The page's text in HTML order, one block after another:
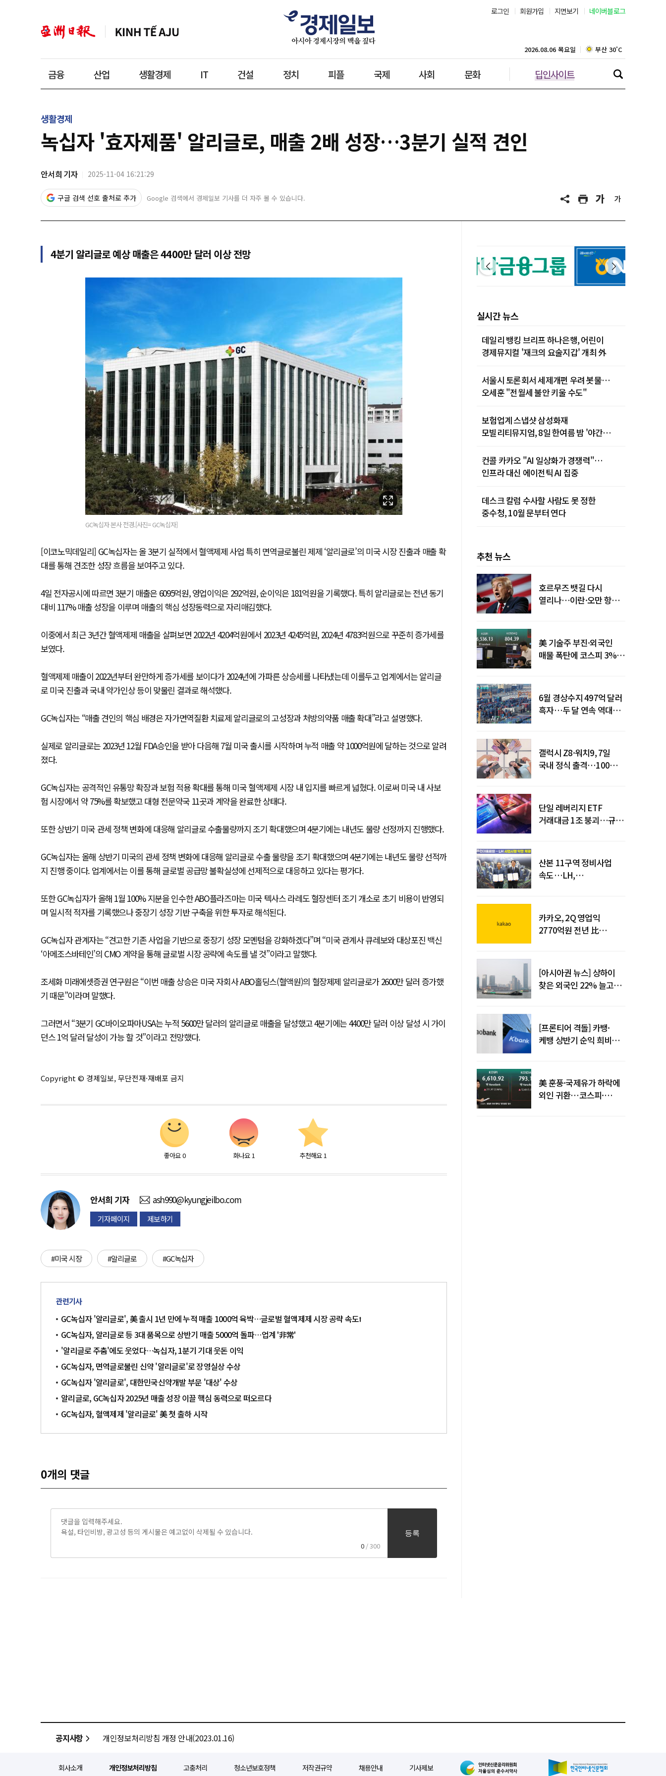
로그인 회원가입 지면보기 네이버블로그
금융 산업 생활경제 IT 건설 정치 피플 국제 사회 문화 딥인사이트
2026.08.06 목요일 대구 35˚C
인천 30˚C
제주 31˚C
생활경제
녹십자 '효자제품' 알리글로, 매출 2배 성장…3분기 실적 견인
안서희 기자 2025-11-04 16:21:29
구글 검색 선호 출처로 추가 Google 검색에서 경제일보 기사를 더 자주 볼 수 있습니다.
4분기 알리글로 예상 매출은 4400만 달러 이상 전망
GC녹십자 본사 전경.[사진= GC녹십자]
[이코노믹데일리] GC녹십자는 올 3분기 실적에서 혈액제제 사업 특히 면역글로불린 제제 ‘알리글로’의 미국 시장 진출과 매출 확
대를 통해 견조한 성장 흐름을 보여주고 있다.
4일 전자공시에 따르면 3분기 매출은 6095억원, 영업이익은 292억원, 순이익은 181억원을 기록했다. 특히 알리글로는 전년 동기
대비 117% 매출 성장을 이루며 매출의 핵심 성장동력으로 자리매김했다.
이중에서 최근 3년간 혈액제제 매출을 살펴보면 2022년 4204억원에서 2023년 4245억원, 2024년 4783억원으로 꾸준히 증가세를
보였다.
혈액제제 매출이 2022년부터 완만하게 증가세를 보이다가 2024년에 가파른 상승세를 나타냈는데 이를두고 업계에서는 알리글
로 미국 진출과 국내 약가인상 등이 맞물린 결과로 해석했다.
GC녹십자는 “매출 견인의 핵심 배경은 자가면역질환 치료제 알리글로의 고성장과 처방의약품 매출 확대”라고 설명했다.
실제로 알리글로는 2023년 12월 FDA승인을 받아 다음해 7월 미국 출시를 시작하며 누적 매출 약 1000억원에 달하는 것으로 알려
졌다.
GC녹십자는 공격적인 유통망 확장과 보험 적용 확대를 통해 미국 혈액제제 시장 내 입지를 빠르게 넓혔다. 이로써 미국 내 사보
험 시장에서 약 75%를 확보했고 대형 전문약국 11곳과 계약을 완료한 상태다.
또한 상반기 미국 관세 정책 변화에 대응해 알리글로 수출물량까지 조기 확대했으며 4분기에는 내년도 물량 선정까지 진행했다.
GC녹십자는 올해 상반기 미국의 관세 정책 변화에 대응해 알리글로 수출 물량을 조기 확대했으며 4분기에는 내년도 물량 선적까
지 진행 중이다. 업계에서는 이를 통해 글로벌 공급망 불확실성에 선제적으로 대응하고 있다는 평가다.
또한 GC녹십자가 올해 1월 100% 지분을 인수한 ABO플라즈마는 미국 텍사스 라레도 혈장센터 조기 개소로 초기 비용이 반영되
며 일시적 적자를 기록했으나 중장기 성장 기반 구축을 위한 투자로 해석된다.
GC녹십자 관계자는 “견고한 기존 사업을 기반으로 중장기 성장 모멘텀을 강화하겠다”며 “미국 관계사 큐레보와 대상포진 백신
‘아메조스바테인’의 CMO 계약을 통해 글로벌 시장 공략에 속도를 낼 것”이라고 말했다.
조세화 미래에셋증권 연구원은 “이번 매출 상승은 미국 자회사 ABO홀딩스(혈액원)의 혈장제제 알리글로가 2600만 달러 증가했
기 때문”이라며 말했다.
그러면서 “3분기 GC바이오파마USA는 누적 5600만 달러의 알리글로 매출을 달성했고 4분기에는 4400만 달러 이상 달성 시 가이
던스 1억 달러 달성이 가능 할 것”이라고 전망했다.
Copyright © 경제일보, 무단전재·재배포 금지
좋아요 0 화나요 1 추천해요 1
안서희 기자 ash990@kyungjeilbo.com
기자페이지 제보하기
#미국 시장 #알리글로 #GC녹십자
관련기사
GC녹십자 '알리글로', 美 출시 1년 만에 누적 매출 1000억 육박…글로벌 혈액제제 시장 공략 속도⭡
GC녹십자, 알리글로 등 3대 품목으로 상반기 매출 5000억 돌파…업계 '非常'
'알리글로 주춤'에도 웃었다…녹십자, 1분기 기대 웃돈 이익
GC녹십자, 면역글로불린 신약 '알리글로'로 장영실상 수상
GC녹십자 '알리글로', 대한민국신약개발 부문 '대상' 수상
알리글로, GC녹십자 2025년 매출 성장 이끌 핵심 동력으로 떠오르다
GC녹십자, 혈액제제 '알리글로' 美 첫 출하 시작
0개의 댓글
0 / 300
등록
실시간 뉴스
데일리 뱅킹 브리프 하나은행, 어린이
경제뮤지컬 '재크의 요술지갑' 개최 外
서울시 토론회서 세제개편 우려 봇물…
오세훈 "전월세 불안 키울 수도"
보험업계 스냅샷 삼성화재
모빌리티뮤지엄, 8일 한여름 밤 '야간
컨콜 카카오 "AI 일상화가 경쟁력"…
인프라 대신 에이전틱 AI 집중
데스크 칼럼 수사할 사람도 못 정한
중수청, 10월 문부터 연다
추천 뉴스
호르무즈 뱃길 다시
열리나…이란·오만 항로
美 기술주 부진·외국인
매물 폭탄에 코스피 3%대
6월 경상수지 497억 달러
흑자…두 달 연속 역대
갤럭시 Z8·워치9, 7일
국내 정식 출격…100개국
단일 레버리지 ETF
거래대금 1조 붕괴…규제
산본 11구역 정비사업
속도…LH,
카카오, 2Q 영업익
2770억원 전년 比
[아시아권 뉴스] 상하이
찾은 외국인 22% 늘고
[프론티어 격돌] 카뱅·
케뱅 상반기 순익 희비…
美 훈풍·국제유가 하락에
외인 귀환…코스피·
공지사항 개인정보처리방침 개정 안내(2023.01.16)
회사소개 개인정보처리방침 고충처리 청소년보호정책 저작권규약 채용안내 기사제보